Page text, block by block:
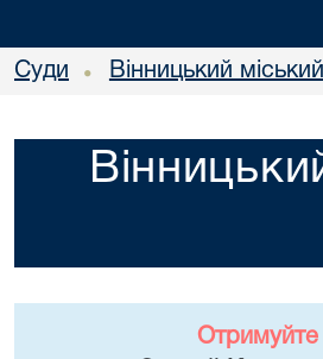
Суди • Вінницький
Отримуйте